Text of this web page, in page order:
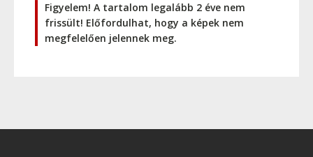
Figyelem! A tartalom legalább 2 éve nem
frissült! Előfordulhat, hogy a képek nem
megfelelően jelennek meg.